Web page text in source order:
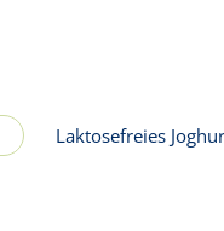
Laktosefreies